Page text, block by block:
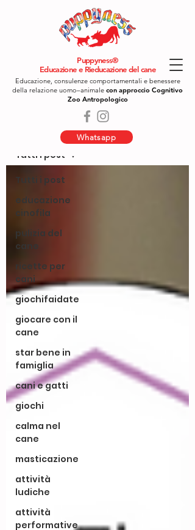
Puppyness®
Educazione e Rieducazione del cane
Educazione, consulenze comportamentali e benessere
della relazione uomo–animale con approccio Cognitivo
Zoo Antropologico
Whatsapp
Tutti i post
educazione
cinofila
pulizia del
cane
ricette per
cani
giochifaidate
giocare con il
cane
star bene in
famiglia
cani e gatti
giochi
calma nel
cane
masticazione
attività
ludiche
attività
performative
Tutti i post